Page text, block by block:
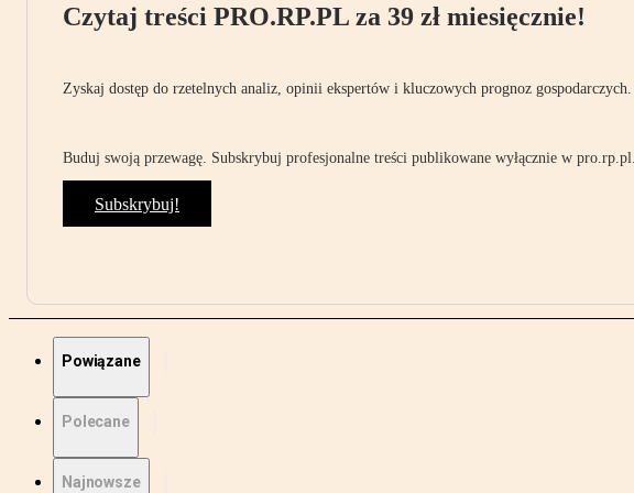
Czytaj treści PRO.RP.PL za 39 zł miesięcznie!
Zyskaj dostęp do rzetelnych analiz, opinii ekspertów i kluczowych prognoz
Buduj swoją przewagę. Subskrybuj profesjonalne treści publikowane wyłącznie w pro.rp.pl.
Subskrybuj!
Powiązane
Polecane
Najnowsze